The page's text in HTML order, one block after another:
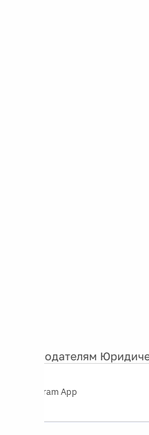
Рекламодателям
Telegram App